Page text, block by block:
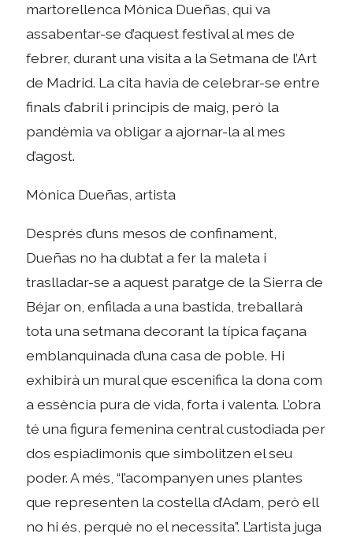
martorellenca Mònica Dueñas, qui va
assabentar-se d’aquest festival al mes de
febrer, durant una visita a la Setmana de l’Art
de Madrid. La cita havia de celebrar-se entre
finals d’abril i principis de maig, però la
pandèmia va obligar a ajornar-la al mes
d’agost.
Mònica Dueñas, artista
Després d’uns mesos de confinament,
Dueñas no ha dubtat a fer la maleta i
traslladar-se a aquest paratge de la Sierra de
Béjar on, enfilada a una bastida, treballarà
tota una setmana decorant la típica façana
emblanquinada d’una casa de poble. Hi
exhibirà un mural que escenifica la dona com
a essència pura de vida, forta i valenta. L’obra
té una figura femenina central custodiada per
dos espiadimonis que simbolitzen el seu
poder. A més, “l’acompanyen unes plantes
que representen la costella d’Adam, però ell
no hi és, perquè no el necessita”. L’artista juga